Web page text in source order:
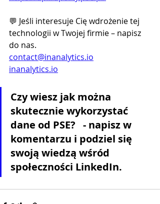
💬 Jeśli interesuje Cię wdrożenie tej
technologii w Twojej firmie – napisz
do nas.
contact@inanalytics.io
inanalytics.io
Czy wiesz jak można
skutecznie wykorzystać
dane od PSE?   - napisz w
komentarzu i podziel się
swoją wiedzą wśród
społeczności LinkedIn.